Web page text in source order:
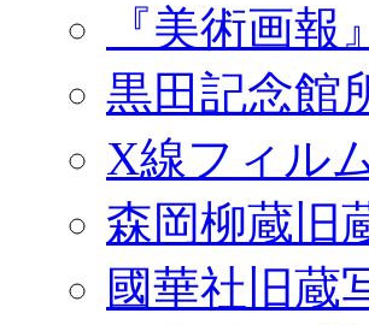
『美術画
黒田記念館
X線フィル
森岡柳蔵旧
國華社旧蔵